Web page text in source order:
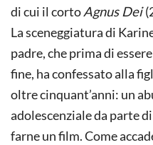
di cui il cortoAgnus Dei
La sceneggiatura di
padre, che prima di
fine, ha confessato alla
oltre cinquant’anni: un
adolescenziale da parte
farne un film. Come